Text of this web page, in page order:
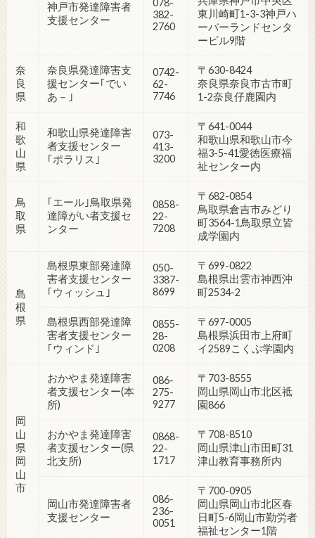
神戸市発達障害者
支援センター
078-
382-
2760
東川崎町1-3-3神戸ハ
ーバーランドセンタ
ービル9階
奈
良
県
奈良県発達障害支
援センター｢でい
あ－｣
0742-
62-
7746
〒630-8424
奈良県奈良市古市町
1-2奈良仔鹿園内
和
歌
山
県
和歌山県発達障害
者支援センター
｢ポラリス｣
073-
413-
3200
〒641-0044
和歌山県和歌山市今
福3-5-41愛徳医療福
祉センター内
鳥
取
県
｢エール｣鳥取県発
達障がい者支援セ
ンター
0858-
22-
7208
〒682-0854
鳥取県倉吉市みどり
町3564-1鳥取県立皆
成学園内
島
根
県
島根県東部発達障
害者支援センター
｢ウィッシュ｣
050-
3387-
8699
〒699-0822
島根県出雲市神西沖
町2534-2
島根県西部発達障
害者支援センター
｢ウィンド｣
0855-
28-
0208
〒697-0005
島根県浜田市上府町
イ2589こくぷ学園内
岡
山
県
岡
山
市
おかやま発達障害
者支援センター(本
所)
086-
275-
9277
〒703-8555
岡山県岡山市北区祗
園866
おかやま発達障害
者支援センター(県
北支所)
0868-
22-
1717
〒708-8510
岡山県津山市田町31
津山教育事務所内
岡山市発達障害者
支援センター
086-
236-
0051
〒700-0905
岡山県岡山市北区春
日町5-6岡山市勤労者
福祉センター1階